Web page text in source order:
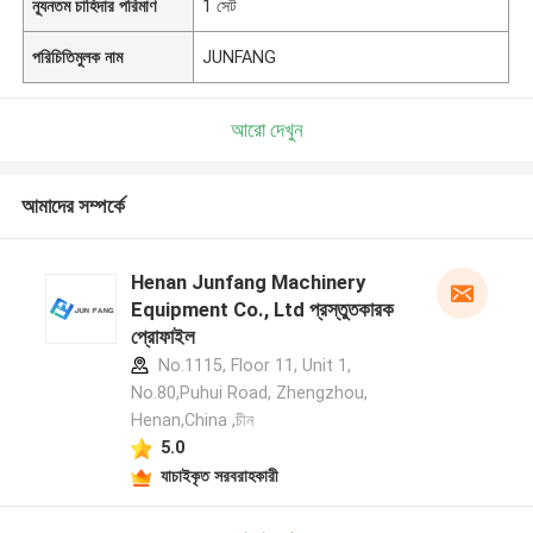
ন্যূনতম চাহিদার পরিমাণ 1 সেট
পরিচিতিমুলক নাম JUNFANG
আরো দেখুন
আমাদের সম্পর্কে
Henan Junfang Machinery
Equipment Co., Ltd প্রস্তুতকারক
প্রোফাইল
No.1115, Floor 11, Unit 1,
No.80,Puhui Road, Zhengzhou,
Henan,China ,চীন
5.0
যাচাইকৃত সরবরাহকারী